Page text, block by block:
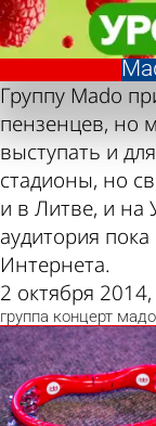
Фотолента,
«Культура»
Группу Mado
пензенцев, но
выступать и
стадионы, но
и в Литве, и на
аудитория
Интернета.
2 октября
группа концерт мадо
Фотолента,
«Культура»